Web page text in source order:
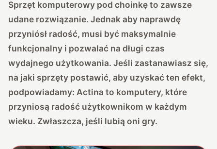
Sprzęt komputerowy pod choinkę to zawsze
udane rozwiązanie. Jednak aby naprawdę
przyniósł radość, musi być maksymalnie
funkcjonalny i pozwalać na długi czas
wydajnego użytkowania. Jeśli zastanawiasz się,
na jaki sprzęty postawić, aby uzyskać ten efekt,
podpowiadamy: Actina to komputery, które
przyniosą radość użytkownikom w każdym
wieku. Zwłaszcza, jeśli lubią oni gry.